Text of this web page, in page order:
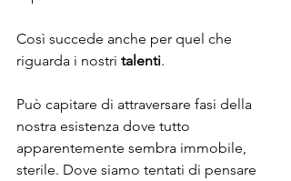
Così succede anche per quel che
riguarda i nostri talenti.
Può capitare di attraversare fasi della
nostra esistenza dove tutto
apparentemente sembra immobile,
sterile. Dove siamo tentati di pensare